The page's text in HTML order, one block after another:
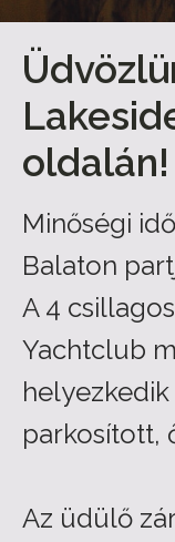
oldalán!
Minőségi
Balaton
A 4
Yachtclub
parkosított,
Az üdülő